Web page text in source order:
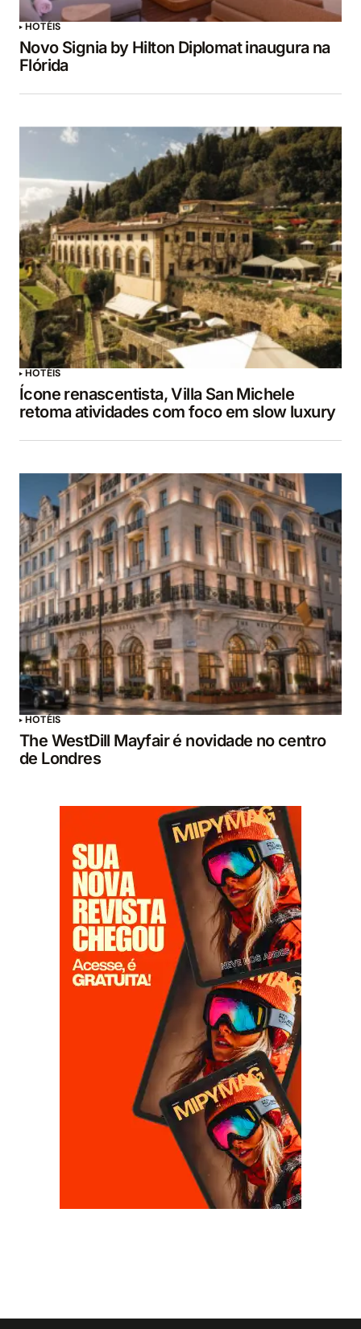
HOTÉIS
Novo Signia by Hilton Diplomat inaugura na
Flórida
HOTÉIS
Ícone renascentista, Villa San Michele
retoma atividades com foco em slow luxury
HOTÉIS
The WestDill Mayfair é novidade no centro
de Londres